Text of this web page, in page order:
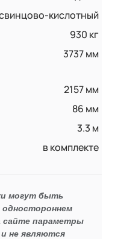
кислотный
930 кг
3737 мм
2157 мм
86 мм
3.3 м
в комплекте
могут быть
одностороннем
сайте параметры
не являются